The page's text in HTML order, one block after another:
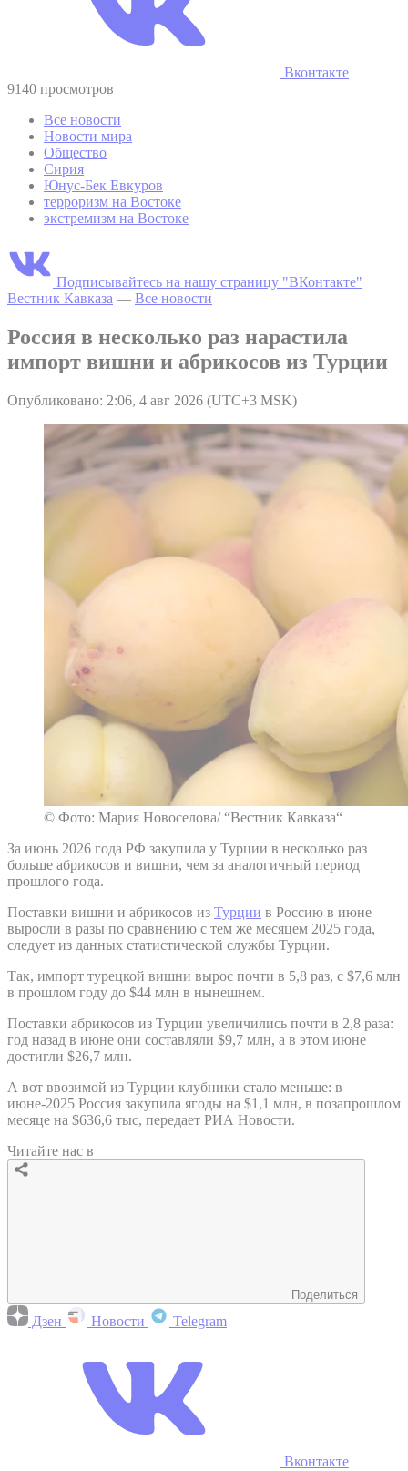
Вконтакте
9140 просмотров
Все новости
Новости мира
Общество
Сирия
Юнус-Бек Евкуров
терроризм на Востоке
экстремизм на Востоке
Подписывайтесь на нашу страницу "ВКонтакте"
Вестник Кавказа — Все новости
Россия в несколько раз нарастила
импорт вишни и абрикосов из Турции
Опубликовано: 2:06, 4 авг 2026 (UTC+3 MSK)
© Фото: Мария Новоселова/ “Вестник Кавказа“
За июнь 2026 года РФ закупила у Турции в несколько раз
больше абрикосов и вишни, чем за аналогичный период
прошлого года.
Поставки вишни и абрикосов из Турции в Россию в июне
выросли в разы по сравнению с тем же месяцем 2025 года,
следует из данных статистической службы Турции.
Так, импорт турецкой вишни вырос почти в 5,8 раз, с $7,6 млн
в прошлом году до $44 млн в нынешнем.
Поставки абрикосов из Турции увеличились почти в 2,8 раза:
год назад в июне они составляли $9,7 млн, а в этом июне
достигли $26,7 млн.
А вот ввозимой из Турции клубники стало меньше: в
июне-2025 Россия закупила ягоды на $1,1 млн, в позапрошлом
месяце на $636,6 тыс, передает РИА Новости.
Читайте нас в
Поделиться
Дзен Новости Telegram
Вконтакте